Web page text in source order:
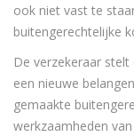
ook niet vast te
buitengerechtelijke
De verzekeraar
een nieuwe
gemaakte
werkzaamheden